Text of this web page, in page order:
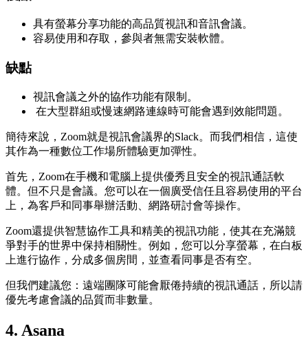
具有螢幕分享功能的高品質視訊和音訊會議。
容易使用和存取，參與者無需安裝軟體。
缺點
視訊會議之外的協作功能有限制。
在大型群組或慢速網路連線時可能會遇到效能問題。
簡待來說，Zoom就是視訊會議界的Slack。而我們相信，這使
其作為一種數位工作場所體驗更加彈性。
首先，Zoom在手機和電腦上提供優秀且安全的視訊通話軟
體。但不只是會議。您可以在一個廣受信任且容易使用的平台
上，為客戶和同事舉辦活動、網路研討會等操作。
Zoom還提供智慧協作工具和精美的視訊功能，使其在充滿競
爭對手的世界中保持相關性。例如，您可以分享螢幕，在白板
上進行協作，分成多個房間，並查看同事是否有空。
但我們建議您：遠端團隊可能會厭倦持續的視訊通話，所以請
優先考慮會議的品質而非數量。
4. Asana